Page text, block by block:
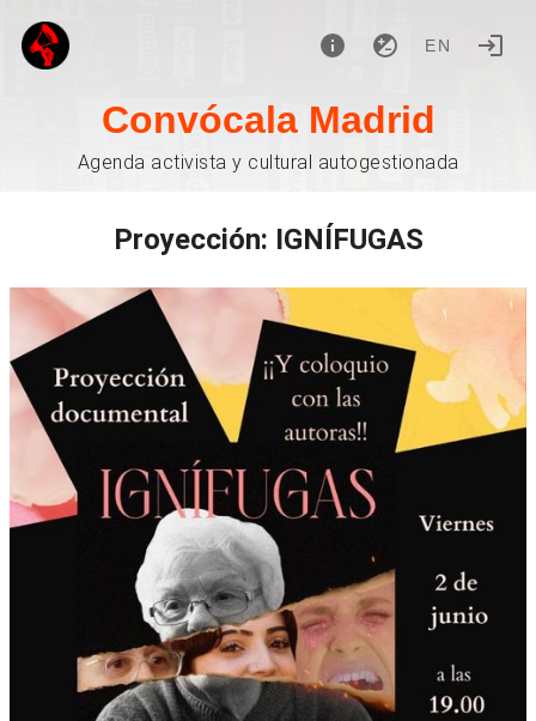
EN
Convócala Madrid
Agenda activista y cultural autogestionada
Proyección: IGNÍFUGAS